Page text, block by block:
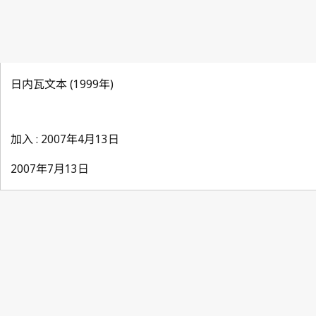
日内瓦文本 (1999年)
加入 : 2007年4月13日
2007年7月13日